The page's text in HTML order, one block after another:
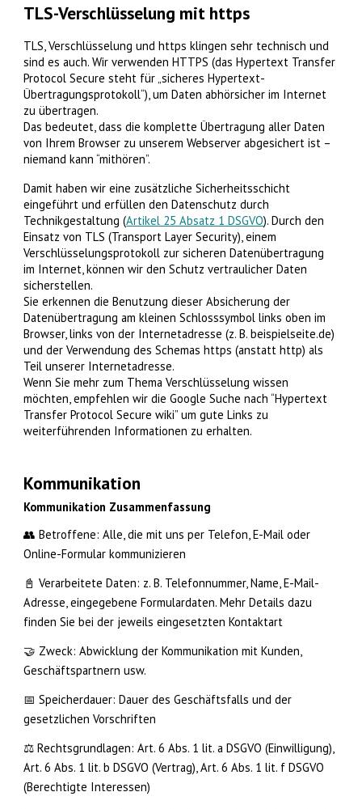
TLS-Verschlüsselung mit https
TLS, Verschlüsselung und https klingen sehr technisch und
sind es auch. Wir verwenden HTTPS (das Hypertext Transfer
Protocol Secure steht für „sicheres Hypertext-
Übertragungsprotokoll“), um Daten abhörsicher im Internet
zu übertragen.
Das bedeutet, dass die komplette Übertragung aller Daten
von Ihrem Browser zu unserem Webserver abgesichert ist –
niemand kann “mithören”.
Damit haben wir eine zusätzliche Sicherheitsschicht
eingeführt und erfüllen den Datenschutz durch
Technikgestaltung (Artikel 25 Absatz 1 DSGVO). Durch den
Einsatz von TLS (Transport Layer Security), einem
Verschlüsselungsprotokoll zur sicheren Datenübertragung
im Internet, können wir den Schutz vertraulicher Daten
sicherstellen.
Sie erkennen die Benutzung dieser Absicherung der
Datenübertragung am kleinen Schlosssymbol links oben im
Browser, links von der Internetadresse (z. B. beispielseite.de)
und der Verwendung des Schemas https (anstatt http) als
Teil unserer Internetadresse.
Wenn Sie mehr zum Thema Verschlüsselung wissen
möchten, empfehlen wir die Google Suche nach “Hypertext
Transfer Protocol Secure wiki” um gute Links zu
weiterführenden Informationen zu erhalten.
Kommunikation
Kommunikation Zusammenfassung
👥 Betroffene: Alle, die mit uns per Telefon, E-Mail oder
Online-Formular kommunizieren
📓 Verarbeitete Daten: z. B. Telefonnummer, Name, E-Mail-
Adresse, eingegebene Formulardaten. Mehr Details dazu
finden Sie bei der jeweils eingesetzten Kontaktart
🤝 Zweck: Abwicklung der Kommunikation mit Kunden,
Geschäftspartnern usw.
📅 Speicherdauer: Dauer des Geschäftsfalls und der
gesetzlichen Vorschriften
⚖️ Rechtsgrundlagen: Art. 6 Abs. 1 lit. a DSGVO (Einwilligung),
Art. 6 Abs. 1 lit. b DSGVO (Vertrag), Art. 6 Abs. 1 lit. f DSGVO
(Berechtigte Interessen)